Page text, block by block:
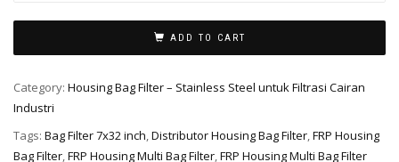
ADD TO CART
Category: Housing Bag Filter – Stainless Steel untuk Filtrasi Cairan
Industri
Tags: Bag Filter 7x32 inch,Distributor Housing Bag Filter,FRP Housing
Bag Filter,FRP Housing Multi Bag Filter,FRP Housing Multi Bag Filter